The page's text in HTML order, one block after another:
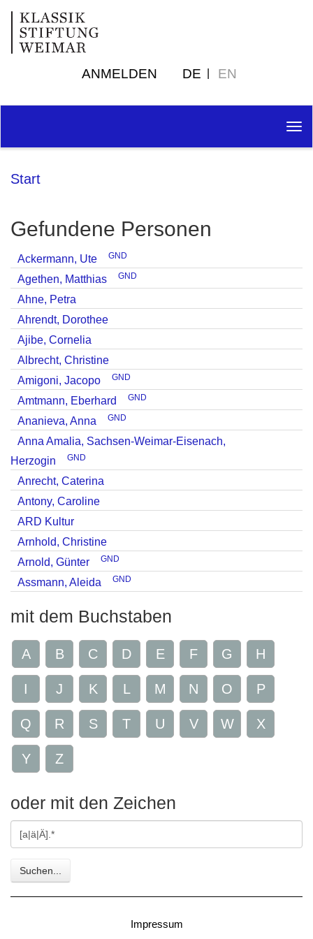
ANMELDEN DE EN
Start
Gefundene Personen
Ackermann, Ute GND
Agethen, Matthias GND
Ahne, Petra
Ahrendt, Dorothee
Ajibe, Cornelia
Albrecht, Christine
Amigoni, Jacopo
GND
Amtmann, Eberhard GND
Ananieva, Anna GND
Anna Amalia, Sachsen-Weimar-Eisenach,
Herzogin
GND
Anrecht, Caterina
Antony, Caroline
ARD Kultur
Arnhold, Christine
Arnold, Günter
GND
Assmann, Aleida GND
mit dem Buchstaben
A B C D E F G H
I J K L M N O P
Q R S T U V W X
Y Z
oder mit den Zeichen
Gesuchte
Zeichen
Suchen...
Impressum